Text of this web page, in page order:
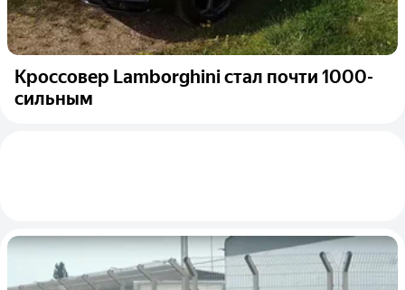
Кроссовер Lamborghini стал почти 1000-
сильным